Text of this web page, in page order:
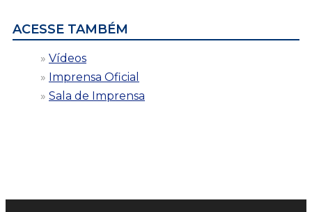
ACESSE TAMBÉM
Vídeos
Imprensa Oficial
Sala de Imprensa